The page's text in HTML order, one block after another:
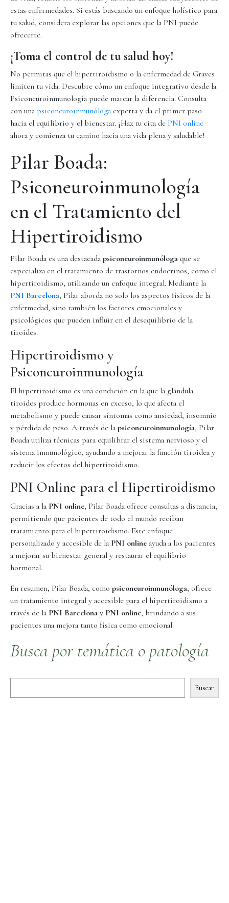
estas enfermedades. Si estás buscando un enfoque holístico para
tu salud, considera explorar las opciones que la PNI puede
ofrecerte.
¡Toma el control de tu salud hoy!
No permitas que el hipertiroidismo o la enfermedad de Graves
limiten tu vida. Descubre cómo un enfoque integrativo desde la
Psiconeuroinmunología puede marcar la diferencia. Consulta
con una psiconeuroinmunólogaexperta y da el primer paso
hacia el equilibrio y el bienestar. ¡Haz tu cita de PNI online
ahora y comienza tu camino hacia una vida plena y saludable!
Pilar Boada:
Psiconeuroinmunología
en el Tratamiento del
Hipertiroidismo
Pilar Boada es una destacada psiconeuroinmunóloga que se
especializa en el tratamiento de trastornos endocrinos, como el
hipertiroidismo, utilizando un enfoque integral. Mediante la
PNI Barcelona, Pilar aborda no solo los aspectos físicos de la
enfermedad, sino también los factores emocionales y
psicológicos que pueden influir en el desequilibrio de la
tiroides.
Hipertiroidismo y
Psiconeuroinmunología
El hipertiroidismo es una condición en la que la glándula
tiroides produce hormonas en exceso, lo que afecta el
metabolismo y puede causar síntomas como ansiedad, insomnio
y pérdida de peso. A través de la psiconeuroinmunología, Pilar
Boada utiliza técnicas para equilibrar el sistema nervioso y el
sistema inmunológico, ayudando a mejorar la función tiroidea y
reducir los efectos del hipertiroidismo.
PNI Online para el Hipertiroidismo
Gracias a la PNI online, Pilar Boada ofrece consultas a distancia,
permitiendo que pacientes de todo el mundo reciban
tratamiento para el hipertiroidismo. Este enfoque
personalizado y accesible de la PNI online ayuda a los pacientes
a mejorar su bienestar general y restaurar el equilibrio
hormonal.
En resumen, Pilar Boada, como psiconeuroinmunóloga, ofrece
un tratamiento integral y accesible para el hipertiroidismo a
través de la PNI Barcelona y PNI online, brindando a sus
pacientes una mejora tanto física como emocional.
Busca por temática o patología
Buscar